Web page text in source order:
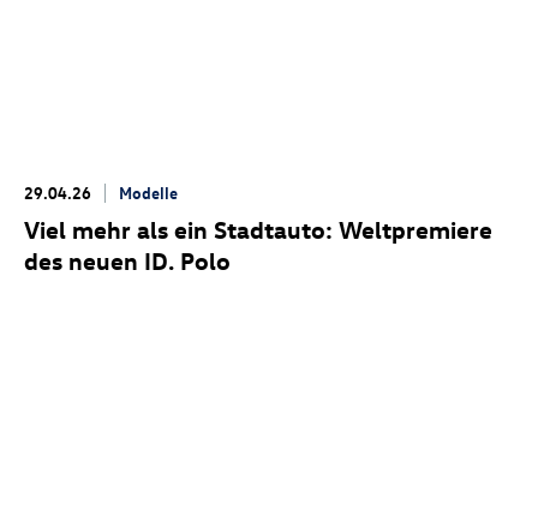
29.04.26 Modelle
Viel mehr als ein Stadtauto: Weltpremiere
des neuen ID. Polo